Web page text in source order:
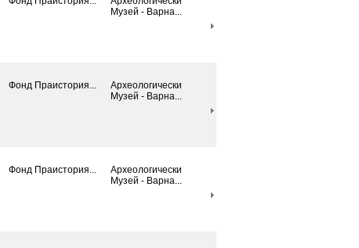
Mузей - Варна...
Фонд Праистория...
Археологически
Mузей - Варна...
Фонд Праистория...
Археологически
Mузей - Варна...